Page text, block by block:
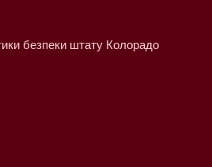
безпеки штату Колорадо